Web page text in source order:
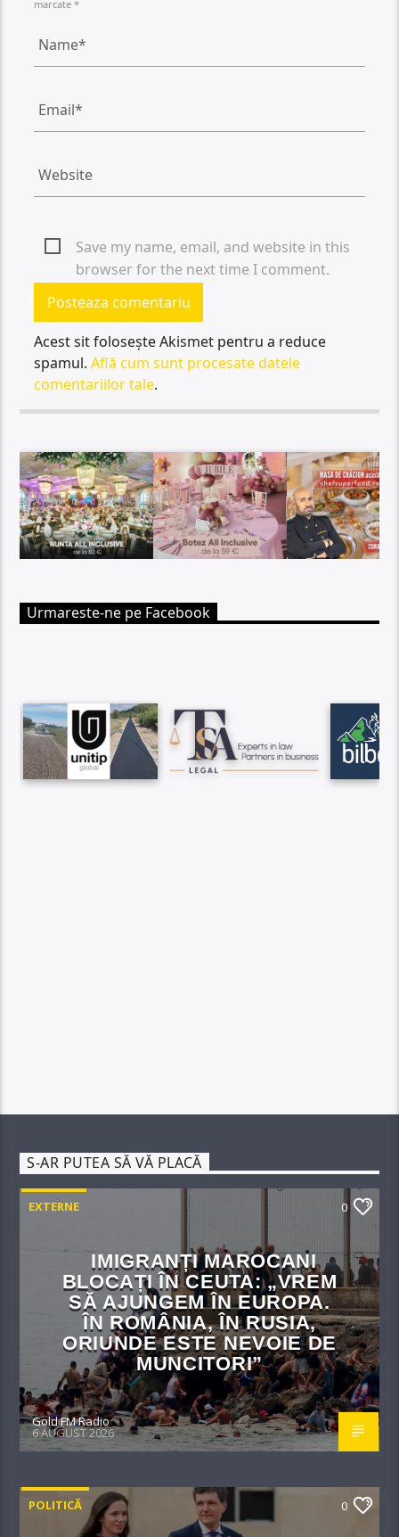
marcate *
Save my name, email, and website in this
browser for the next time I comment.
Acest sit folosește Akismet pentru a reduce
spamul.Află cum sunt procesate datele
comentariilor tale.
Urmareste-ne pe Facebook
S-AR PUTEA SĂ VĂ PLACĂ
EXTERNE 0
IMIGRANȚI MAROCANI
BLOCAȚI ÎN CEUTA: „VREM
SĂ AJUNGEM ÎN EUROPA.
ÎN ROMÂNIA, ÎN RUSIA,
ORIUNDE ESTE NEVOIE DE
MUNCITORI”
Gold FM Radio
6 AUGUST 2026
POLITICĂ 0